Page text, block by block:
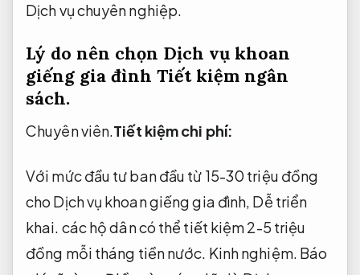
Dịch vụ chuyên nghiệp.
Lý do nên chọn Dịch vụ khoan
giếng gia đình Tiết kiệm ngân
sách.
Chuyên viên.Tiết kiệm chi phí:
Với mức đầu tư ban đầu từ 15-30 triệu đồng
cho Dịch vụ khoan giếng gia đình, Dễ triển
khai. các hộ dân có thể tiết kiệm 2-5 triệu
đồng mỗi tháng tiền nước. Kinh nghiệm. Báo